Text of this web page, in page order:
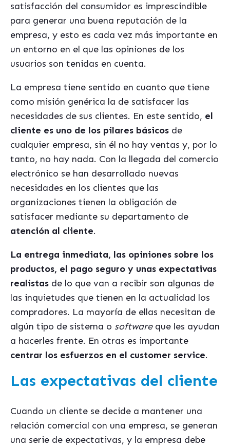
satisfacción del consumidor es imprescindible
para generar una buena reputación de la
empresa, y esto es cada vez más importante en
un entorno en el que las opiniones de los
usuarios son tenidas en cuenta.
La empresa tiene sentido en cuanto que tiene
como misión genérica la de satisfacer las
necesidades de sus clientes. En este sentido, el
cliente es uno de los pilares básicos de
cualquier empresa, sin él no hay ventas y, por lo
tanto, no hay nada. Con la llegada del comercio
electrónico se han desarrollado nuevas
necesidades en los clientes que las
organizaciones tienen la obligación de
satisfacer mediante su departamento de
atención al cliente.
La entrega inmediata, las opiniones sobre los
productos, el pago seguro y unas expectativas
realistas de lo que van a recibir son algunas de
las inquietudes que tienen en la actualidad los
compradores. La mayoría de ellas necesitan de
algún tipo de sistema o softwareque les ayudan
a hacerles frente. En otras es importante
centrar los esfuerzos en el customer service.
Las expectativas del cliente
Cuando un cliente se decide a mantener una
relación comercial con una empresa, se generan
una serie de expectativas, y la empresa debe